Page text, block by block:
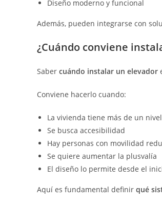
Diseño moderno y funcional
Además, pueden integrarse con
¿Cuándo conviene
Saber cuándo instalar un elevador
Conviene hacerlo cuando:
La vivienda tiene más de un nivel
Se busca accesibilidad
Hay personas con movilidad
Se quiere aumentar la plusvalía
El diseño lo permite desde el
Aquí es fundamental definir qué